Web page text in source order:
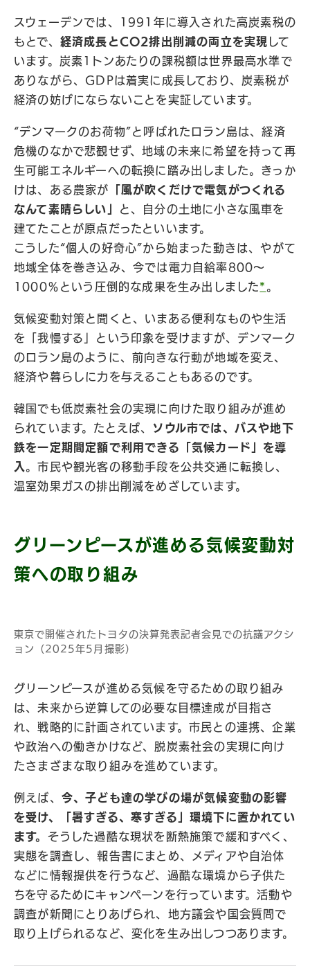
スウェーデンでは、1991年に導入された高炭素税の
もとで、 経済成長とCO2排出削減の両立を実現 して
います。炭素1トンあたりの課税額は世界最高水準で
ありながら、GDPは着実に成長しており、炭素税が
経済の妨げにならないことを実証しています。
“デンマークのお荷物”と呼ばれたロラン島は、経済
危機のなかで悲観せず、地域の未来に希望を持って再
生可能エネルギーへの転換に踏み出しました。きっか
けは、ある農家が
「風が吹くだけで電気がつくれる
なんて素晴らしい」
と、自分の土地に小さな風車を
建てたことが原点だったといいます。
こうした“個人の好奇心”から始まった動きは、やがて
地域全体を巻き込み、今では電力自給率800〜
1000％という圧倒的な成果を生み出しました* 。
気候変動対策と聞くと、いまある便利なものや生活
を「我慢する」という印象を受けますが、デンマーク
のロラン島のように、前向きな行動が地域を変え、
経済や暮らしに力を与えることもあるのです。
韓国でも低炭素社会の実現に向けた取り組みが進め
られています。たとえば、 ソウル市では、バスや地下
鉄を一定期間定額で利用できる「気候カード」を導
入 。市民や観光客の移動手段を公共交通に転換し、
温室効果ガスの排出削減をめざしています。
グリーンピースが進める気候変動対
策への取り組み
東京で開催されたトヨタの決算発表記者会見での抗議アクシ
ョン（2025年5月撮影）
グリーンピースが進める気候を守るための取り組み
は、未来から逆算しての必要な目標達成が目指さ
れ、戦略的に計画されています。市民との連携、企業
や政治への働きかけなど、脱炭素社会の実現に向け
たさまざまな取り組みを進めています。
例えば、 今、子ども達の学びの場が気候変動の影響
を受け、「暑すぎる、寒すぎる」環境下に置かれてい
ます。 そうした過酷な現状を断熱施策で緩和すべく、
実態を調査し、報告書にまとめ、メディアや自治体
などに情報提供を行うなど、過酷な環境から子供た
ちを守るためにキャンペーンを行っています。活動や
調査が新聞にとりあげられ、地方議会や国会質問で
取り上げられるなど、変化を生み出しつつあります。